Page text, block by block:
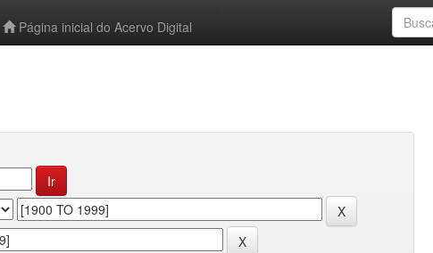
Página inicial do Acervo Digital